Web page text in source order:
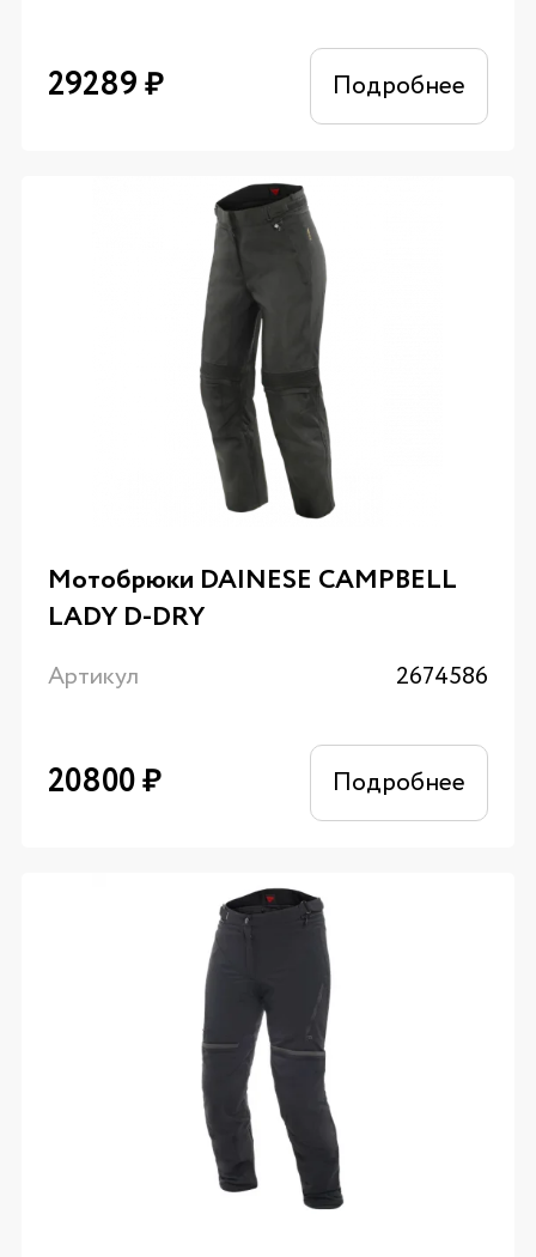
29289₽ Подробнее
Мотобрюки DAINESE CAMPBELL
LADY D-DRY
Артикул 2674586
20800₽ Подробнее